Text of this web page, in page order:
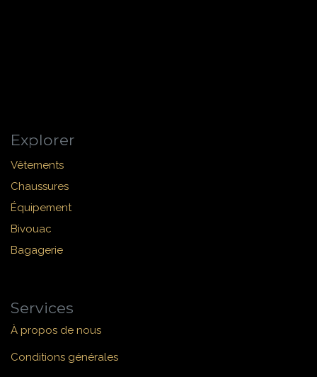
Explorer
Vêtements
Chaussures
Équipement
Bivouac
Bagagerie
Services
À propos de nous
Conditions générales